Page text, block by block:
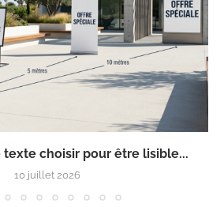
choisir pour être lisible...
10 juillet 2026